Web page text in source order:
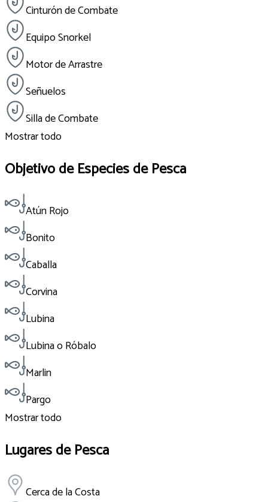
Cinturón de Combate
Equipo Snorkel
Motor de Arrastre
Señuelos
Silla de Combate
Mostrar todo
Objetivo de Especies de Pesca
Atún Rojo
Bonito
Caballa
Corvina
Lubina
Lubina o Róbalo
Marlin
Pargo
Mostrar todo
Lugares de Pesca
Cerca de la Costa